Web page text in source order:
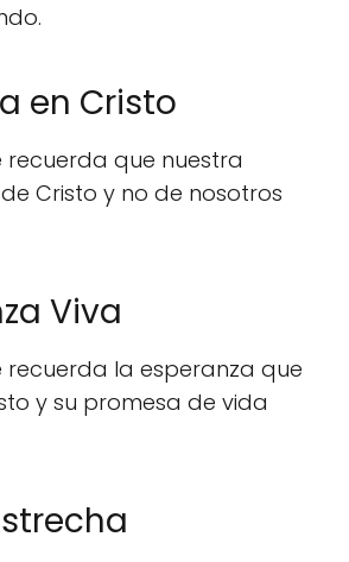
en Cristo
recuerda que nuestra
Cristo y no de nosotros
Viva
recuerda la esperanza que
y su promesa de vida